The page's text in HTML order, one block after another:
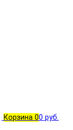
Корзина 00 руб.